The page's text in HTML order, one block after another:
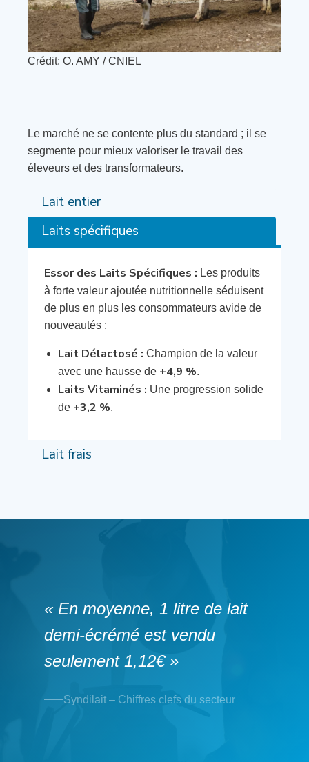
Crédit: O. AMY / CNIEL
Le marché ne se contente plus du standard ; il se
segmente pour mieux valoriser le travail des
éleveurs et des transformateurs.
Lait entier
Laits spécifiques
Essor des Laits Spécifiques : Les produits
à forte valeur ajoutée nutritionnelle séduisent
de plus en plus les consommateurs avide de
nouveautés :
Lait Délactosé : Champion de la valeur
avec une hausse de +4,9 %.
Laits Vitaminés : Une progression solide
de +3,2 %.
Lait frais
« En moyenne, 1 litre de lait
demi-écrémé est vendu
seulement 1,12€ »
Syndilait – Chiffres clefs du secteur